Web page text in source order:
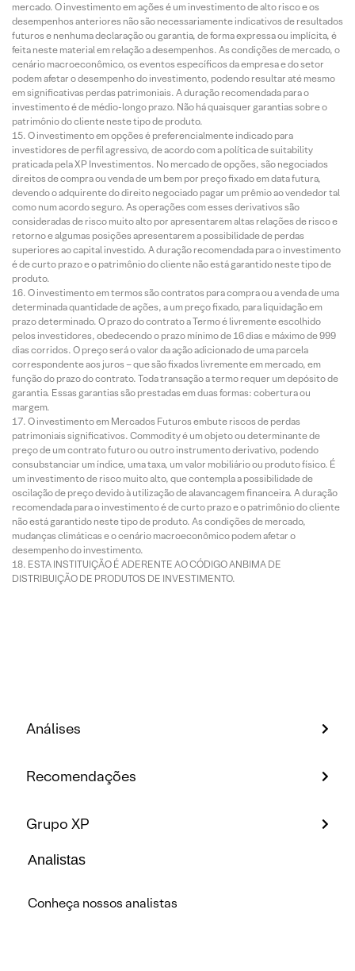
mercado. O investimento em ações é um investimento de alto risco e os
desempenhos anteriores não são necessariamente indicativos de resultados
futuros e nenhuma declaração ou garantia, de forma expressa ou implícita, é
feita neste material em relação a desempenhos. As condições de mercado, o
cenário macroeconômico, os eventos específicos da empresa e do setor
podem afetar o desempenho do investimento, podendo resultar até mesmo
em significativas perdas patrimoniais. A duração recomendada para o
investimento é de médio-longo prazo. Não há quaisquer garantias sobre o
patrimônio do cliente neste tipo de produto.
O investimento em opções é preferencialmente indicado para
investidores de perfil agressivo, de acordo com a política de suitability
praticada pela XP Investimentos. No mercado de opções, são negociados
direitos de compra ou venda de um bem por preço fixado em data futura,
devendo o adquirente do direito negociado pagar um prêmio ao vendedor tal
como num acordo seguro. As operações com esses derivativos são
consideradas de risco muito alto por apresentarem altas relações de risco e
retorno e algumas posições apresentarem a possibilidade de perdas
superiores ao capital investido. A duração recomendada para o investimento
é de curto prazo e o patrimônio do cliente não está garantido neste tipo de
produto.
O investimento em termos são contratos para compra ou a venda de uma
determinada quantidade de ações, a um preço fixado, para liquidação em
prazo determinado. O prazo do contrato a Termo é livremente escolhido
pelos investidores, obedecendo o prazo mínimo de 16 dias e máximo de 999
dias corridos. O preço será o valor da ação adicionado de uma parcela
correspondente aos juros – que são fixados livremente em mercado, em
função do prazo do contrato. Toda transação a termo requer um depósito de
garantia. Essas garantias são prestadas em duas formas: cobertura ou
margem.
O investimento em Mercados Futuros embute riscos de perdas
patrimoniais significativos. Commodity é um objeto ou determinante de
preço de um contrato futuro ou outro instrumento derivativo, podendo
consubstanciar um índice, uma taxa, um valor mobiliário ou produto físico. É
um investimento de risco muito alto, que contempla a possibilidade de
oscilação de preço devido à utilização de alavancagem financeira. A duração
recomendada para o investimento é de curto prazo e o patrimônio do cliente
não está garantido neste tipo de produto. As condições de mercado,
mudanças climáticas e o cenário macroeconômico podem afetar o
desempenho do investimento.
ESTA INSTITUIÇÃO É ADERENTE AO CÓDIGO ANBIMA DE
DISTRIBUIÇÃO DE PRODUTOS DE INVESTIMENTO.
Análises
Recomendações
Grupo XP
Analistas
Conheça nossos analistas